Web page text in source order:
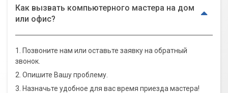
Как вызвать компьютерного мастера на дом
или офис?
1. Позвоните нам или оставьте заявку на обратный
звонок.
2. Опишите Вашу проблему.
3. Назначьте удобное для вас время приезда мастера!